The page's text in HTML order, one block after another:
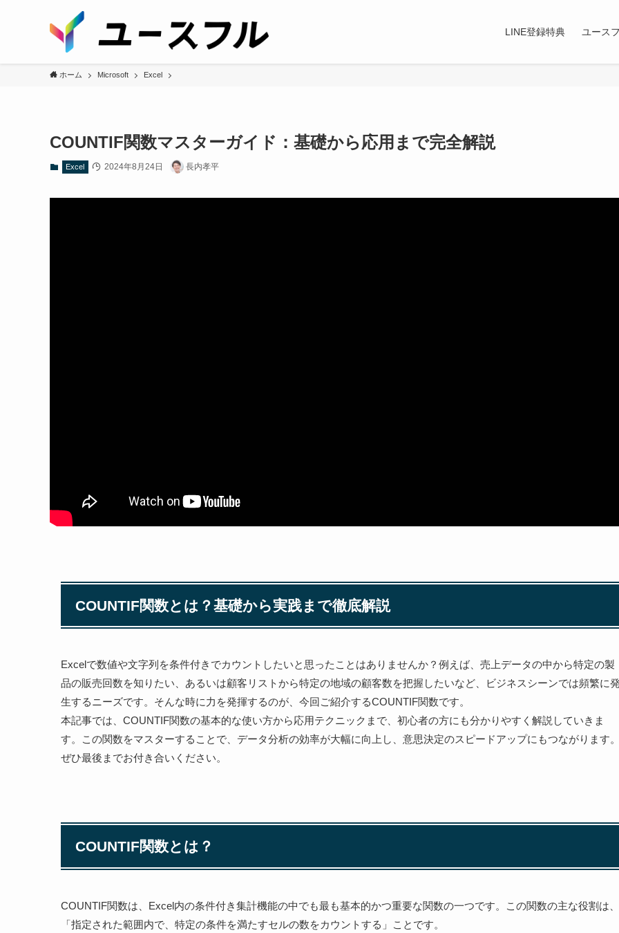
LINE登録特典 ユース
ホーム Microsoft Excel
COUNTIF関数マスターガイド：基礎から応用まで完全解説
Excel 2024年8月24日 長内孝平
COUNTIF関数とは？基礎から実践まで徹底解説
Excelで数値や文字列を条件付きでカウントしたいと思ったことはありませんか？例えば、売上データの中から特定の製
品の販売回数を知りたい、あるいは顧客リストから特定の地域の顧客数を把握したいなど、ビジネスシーンでは頻繁に
生するニーズです。そんな時に力を発揮するのが、今回ご紹介するCOUNTIF関数です。
本記事では、COUNTIF関数の基本的な使い方から応用テクニックまで、初心者の方にも分かりやすく解説していきま
す。この関数をマスターすることで、データ分析の効率が大幅に向上し、意思決定のスピードアップにもつながります
ぜひ最後までお付き合いください。
COUNTIF関数とは？
COUNTIF関数は、Excel内の条件付き集計機能の中でも最も基本的かつ重要な関数の一つです。この関数の主な役割は、
「指定された範囲内で、特定の条件を満たすセルの数をカウントする」ことです。